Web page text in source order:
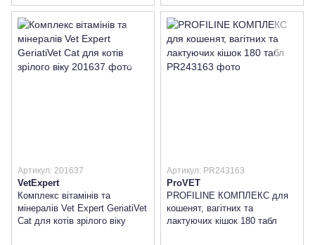
Артикул: 201637
VetExpert
Комплекс вітамінів та
мінералів Vet Expert GeriatiVet
Cat для котів зрілого віку
Артикул: PR243163
ProVET
PROFILINE КОМПЛЕКС для
кошенят, вагітних та
лактуючих кішок 180 табл